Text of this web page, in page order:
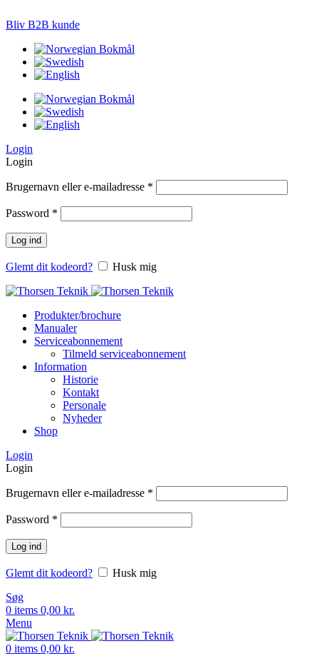
Bliv B2B kunde
Login
Login
Brugernavn eller e-mailadresse *
Password *
Log ind
Glemt dit kodeord? Husk mig
Produkter/brochure
Manualer
Serviceabonnement
Tilmeld serviceabonnement
Information
Historie
Kontakt
Personale
Nyheder
Shop
Login
Login
Brugernavn eller e-mailadresse *
Password *
Log ind
Glemt dit kodeord?
Husk mig
Søg
0 items 0,00 kr.
Menu
0 items 0,00 kr.